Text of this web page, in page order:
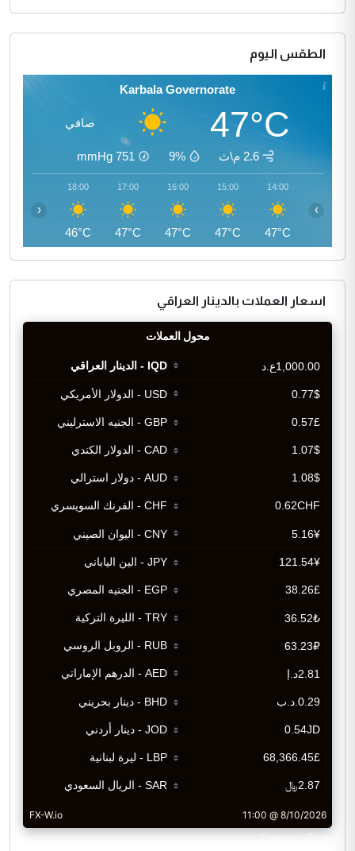
الطقس اليوم
Karbala Governorate
47°C صافي
2.6 م\ث 9%
751
mmHg
14:00
47°C
15:00
47°C
16:00
47°C
17:00
47°C
18:00
46°C
‹ ›
اسعار العملات بالدينار العراقي
CurrencyRate